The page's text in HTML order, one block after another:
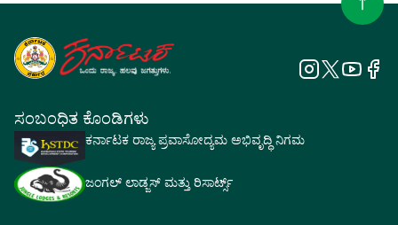
ಸಂಬಂಧಿತ ಕೊಂಡಿಗಳು
ಕರ್ನಾಟಕ ರಾಜ್ಯ ಪ್ರವಾಸೋದ್ಯಮ ಅಭಿವೃದ್ಧಿ ನಿಗಮ
ಜಂಗಲ್ ಲಾಡ್ಜಸ್ ಮತ್ತು ರಿಸಾರ್ಟ್ಸ್